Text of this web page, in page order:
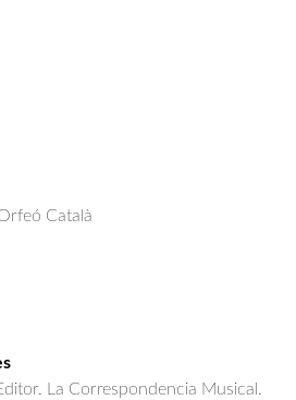
Català
La Correspondencia Musical.